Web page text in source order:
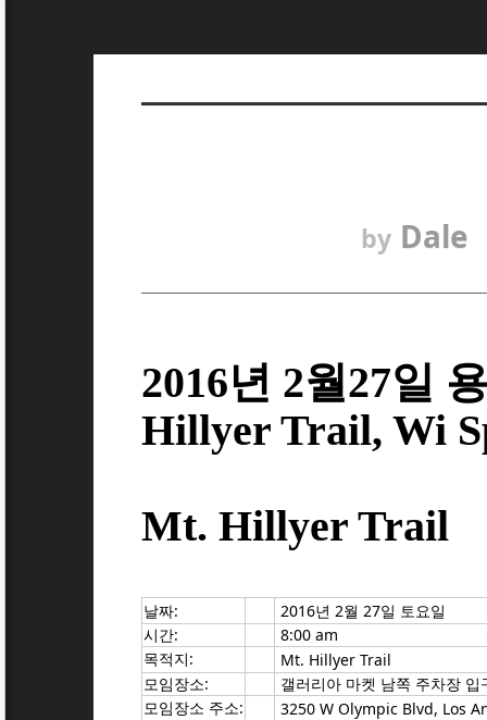
by Dale
2016년 2월27일
Hillyer Trail, Wi
Mt. Hillyer Trail
날짜: 2016년 2월 27일 토요일
시간:
8:00 am
목적지:
Mt. Hillyer Trail
모임장소:
갤러리아 마켓 남쪽 주차장
모임장소 주소:
3250 W Olympic Blvd, Los